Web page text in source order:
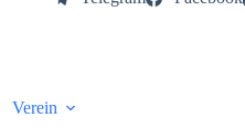
Verein